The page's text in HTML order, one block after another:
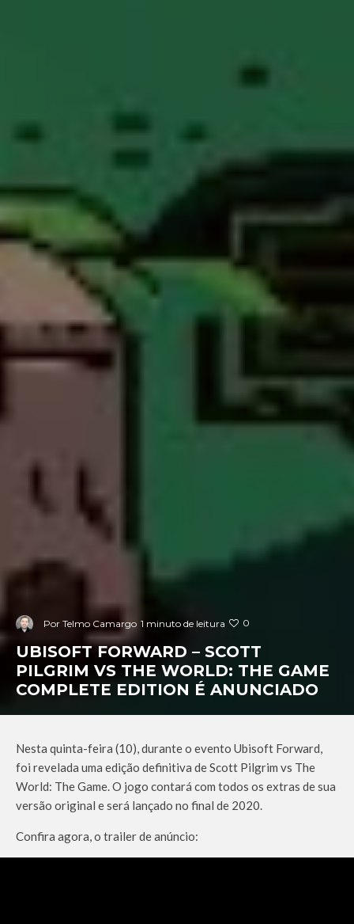
Por Telmo Camargo 1 minuto de leitura 0
UBISOFT FORWARD – SCOTT
PILGRIM VS THE WORLD: THE GAME
COMPLETE EDITION É ANUNCIADO
Nesta quinta-feira (10), durante o evento Ubisoft Forward,
foi revelada uma edição definitiva de Scott Pilgrim vs The
World: The Game. O jogo contará com todos os extras de sua
versão original e será lançado no final de 2020.
Confira agora, o trailer de anúncio: